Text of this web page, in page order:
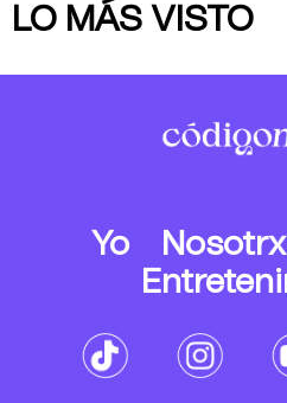
LO MÁS VISTO
Yo